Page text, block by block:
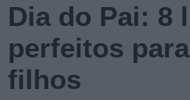
Dia do Pai: 8
perfeitos
filhos